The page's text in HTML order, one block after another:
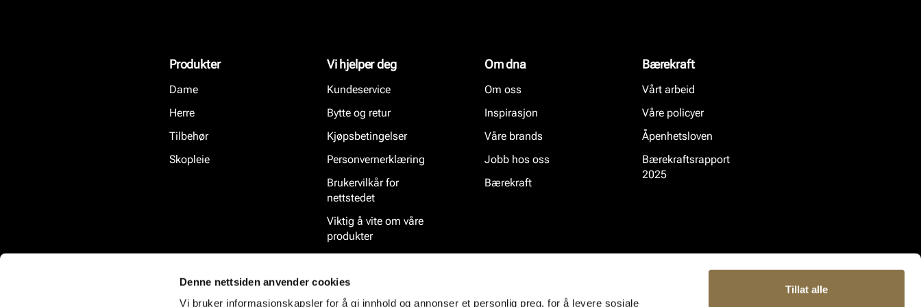
Denne nettsiden anvender cookies
Vi bruker informasjonskapsler for å gi innhold og annonser et personlig preg, for å levere sosiale
Tillat alle
Produkter
Dame
Herre
Tilbehør
Skopleie
Vi hjelper deg
Kundeservice
Bytte og retur
Kjøpsbetingelser
Personvernerklæring
Brukervilkår for
nettstedet
Viktig å vite om våre
produkter
Om dna
Om oss
Inspirasjon
Våre brands
Jobb hos oss
Bærekraft
Bærekraft
Vårt arbeid
Våre policyer
Åpenhetsloven
Bærekraftsrapport
2025